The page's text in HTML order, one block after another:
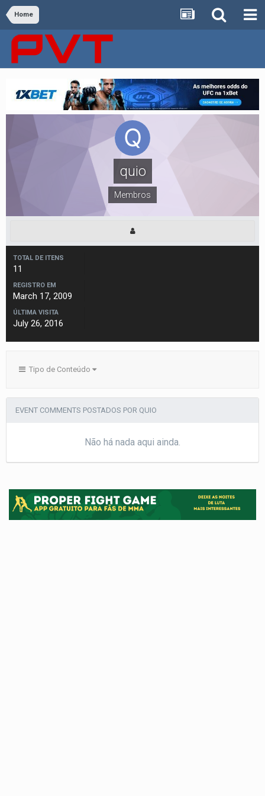
Home
quio
Membros
TOTAL DE ITENS
11
REGISTRO EM
March 17, 2009
ÚLTIMA VISITA
July 26, 2016
Tipo de Conteúdo
EVENT COMMENTS POSTADOS POR QUIO
Não há nada aqui ainda.